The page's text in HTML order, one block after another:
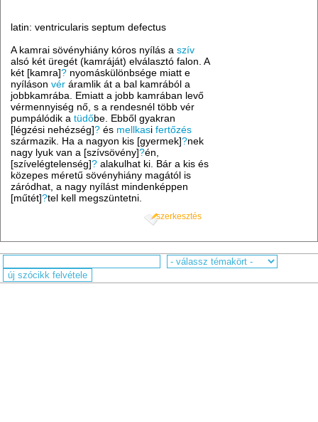
latin: ventricularis septum defectus
A kamrai sövényhiány kóros nyílás aszív
alsó két üregét (kamráját) elválasztó falon. A
két [kamra]? nyomáskülönbsége miatt e
nyílásonvér áramlik át a bal kamrából a
jobbkamrába. Emiatt a jobb kamrában levő
vérmennyiség nő, s a rendesnél több vér
pumpálódik atüdőbe. Ebből gyakran
[légzési nehézség]? és mellkasifertőzés
származik. Ha a nagyon kis [gyermek]?nek
nagy lyuk van a [szívsövény]?én,
[szívelégtelenség]? alakulhat ki. Bár a kis és
közepes méretű sövényhiány magától is
záródhat, a nagy nyílást mindenképpen
[műtét]?tel kell megszüntetni.
szerkesztés